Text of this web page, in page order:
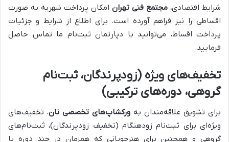
شرایط اقتصادی، مجتمع فنی تهران امکان پرداخت شهریه به صورت
اقساطی را نیز فراهم آورده است. برای اطلاع از شرایط و جزئیات
پرداخت اقساط، می‌توانید با دپارتمان ثبت‌نام ما تماس حاصل
فرمایید.
تخفیف‌های ویژه (زودپرندگان، ثبت‌نام
گروهی، دوره‌های ترکیبی)
برای تشویق علاقه‌مندان به ورکشاپ‌های تخصصی نان، تخفیف‌های
ویژه‌ای برای ثبت‌نام زودهنگام (تخفیف زودپرندگان)، ثبت‌نام‌های
گروهی و همچنین برای هنرجویانی که همزمان در چند دوره یا